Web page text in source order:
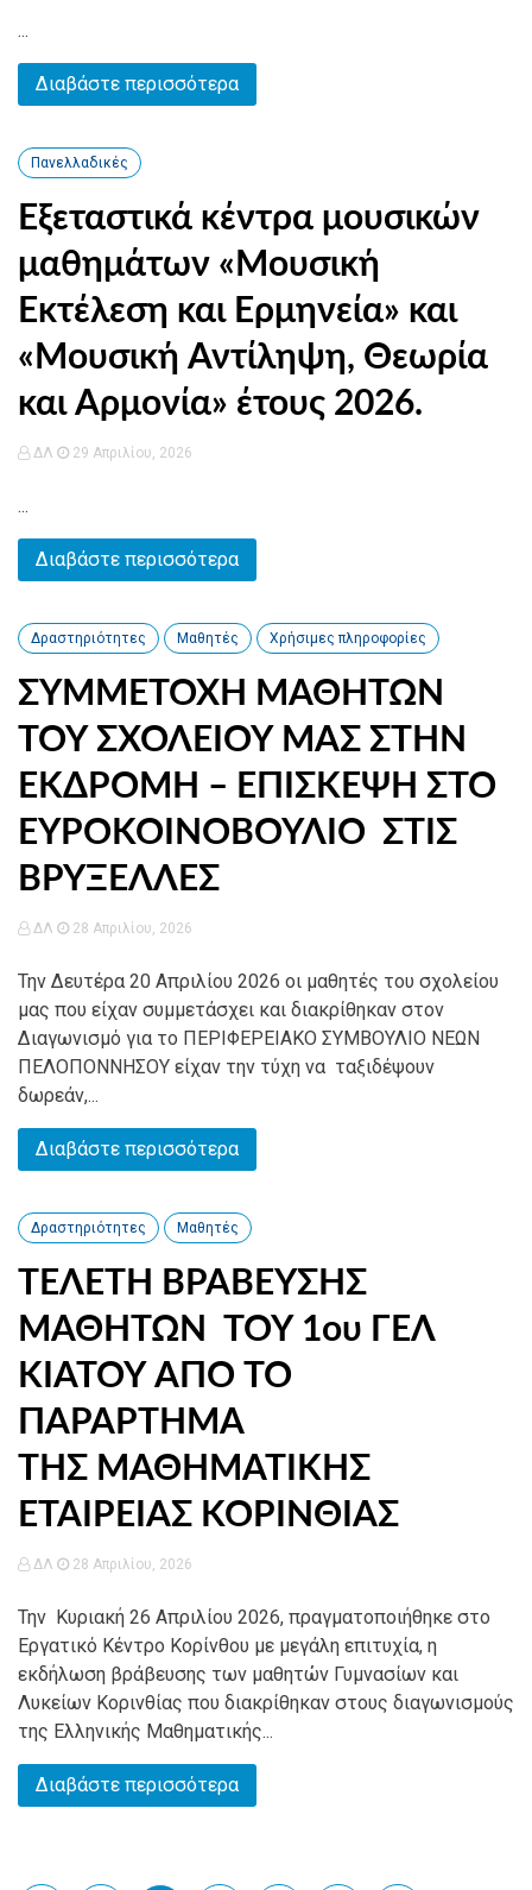
...
Διαβάστε περισσότερα
Πανελλαδικές
Εξεταστικά κέντρα μουσικών
μαθημάτων «Μουσική
Εκτέλεση και Ερμηνεία» και
«Μουσική Αντίληψη, Θεωρία
και Αρμονία» έτους 2026.
ΔΛ 29 Απριλίου, 2026
...
Διαβάστε περισσότερα
Δραστηριότητες Μαθητές Χρήσιμες πληροφορίες
ΣΥΜΜΕΤΟΧΗ ΜΑΘΗΤΩΝ
ΤΟΥ ΣΧΟΛΕΙΟΥ ΜΑΣ ΣΤΗΝ
ΕΚΔΡΟΜΗ – ΕΠΙΣΚΕΨΗ ΣΤΟ
ΕΥΡΟΚΟΙΝΟΒΟΥΛΙΟ ΣΤΙΣ
ΒΡΥΞΕΛΛΕΣ
ΔΛ 28 Απριλίου, 2026
Την Δευτέρα 20 Απριλίου 2026 οι μαθητές του σχολείου
μας που είχαν συμμετάσχει και διακρίθηκαν στον
Διαγωνισμό για το ΠΕΡΙΦΕΡΕΙΑΚΟ ΣΥΜΒΟΥΛΙΟ ΝΕΩΝ
ΠΕΛΟΠΟΝΝΗΣΟΥ είχαν την τύχη να ταξιδέψουν
δωρεάν,...
Διαβάστε περισσότερα
Δραστηριότητες Μαθητές
ΤΕΛΕΤΗ ΒΡΑΒΕΥΣΗΣ
ΜΑΘΗΤΩΝ ΤΟΥ 1ου ΓΕΛ
ΚΙΑΤΟΥ ΑΠΟ ΤΟ
ΠΑΡΑΡΤΗΜΑ
ΤΗΣ ΜΑΘΗΜΑΤΙΚΗΣ
ΕΤΑΙΡΕΙΑΣ ΚΟΡΙΝΘΙΑΣ
ΔΛ 28 Απριλίου, 2026
Την Κυριακή 26 Απριλίου 2026, πραγματοποιήθηκε στο
Εργατικό Κέντρο Κορίνθου με μεγάλη επιτυχία, η
εκδήλωση βράβευσης των μαθητών Γυμνασίων και
Λυκείων Κορινθίας που διακρίθηκαν στους διαγωνισμούς
της Ελληνικής Μαθηματικής...
Διαβάστε περισσότερα